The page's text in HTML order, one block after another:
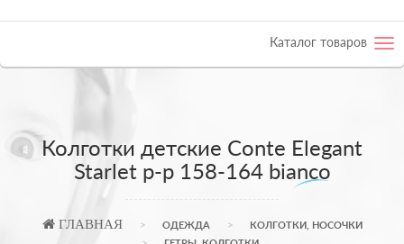
Каталог товаров
Колготки детские Conte Elegant
Starlet р-р 158-164 bianco
ГЛАВНАЯ ОДЕЖДА
КОЛГОТКИ, НОСОЧКИ